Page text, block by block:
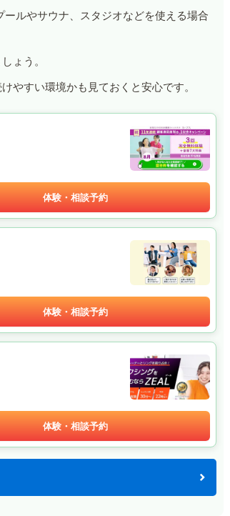
ルやサウナ、スタジオなどを使える場合
ょう。
やすい環境かも見ておくと安心です。
体験・相談予約
体験・相談予約
体験・相談予約